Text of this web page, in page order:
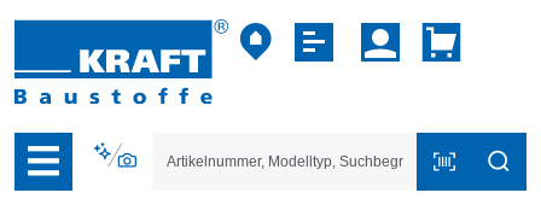
der B2B-Plattform springen